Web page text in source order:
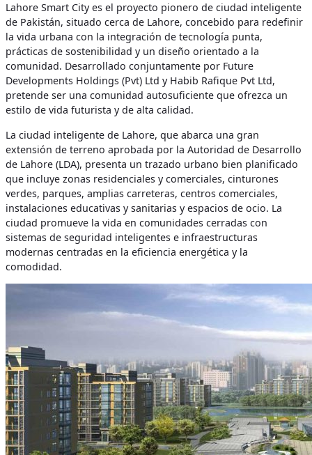
Lahore Smart City es el proyecto pionero de ciudad inteligente
de Pakistán, situado cerca de Lahore, concebido para redefinir
la vida urbana con la integración de tecnología punta,
prácticas de sostenibilidad y un diseño orientado a la
comunidad. Desarrollado conjuntamente por Future
Developments Holdings (Pvt) Ltd y Habib Rafique Pvt Ltd,
pretende ser una comunidad autosuficiente que ofrezca un
estilo de vida futurista y de alta calidad.
La ciudad inteligente de Lahore, que abarca una gran
extensión de terreno aprobada por la Autoridad de Desarrollo
de Lahore (LDA), presenta un trazado urbano bien planificado
que incluye zonas residenciales y comerciales, cinturones
verdes, parques, amplias carreteras, centros comerciales,
instalaciones educativas y sanitarias y espacios de ocio. La
ciudad promueve la vida en comunidades cerradas con
sistemas de seguridad inteligentes e infraestructuras
modernas centradas en la eficiencia energética y la
comodidad.